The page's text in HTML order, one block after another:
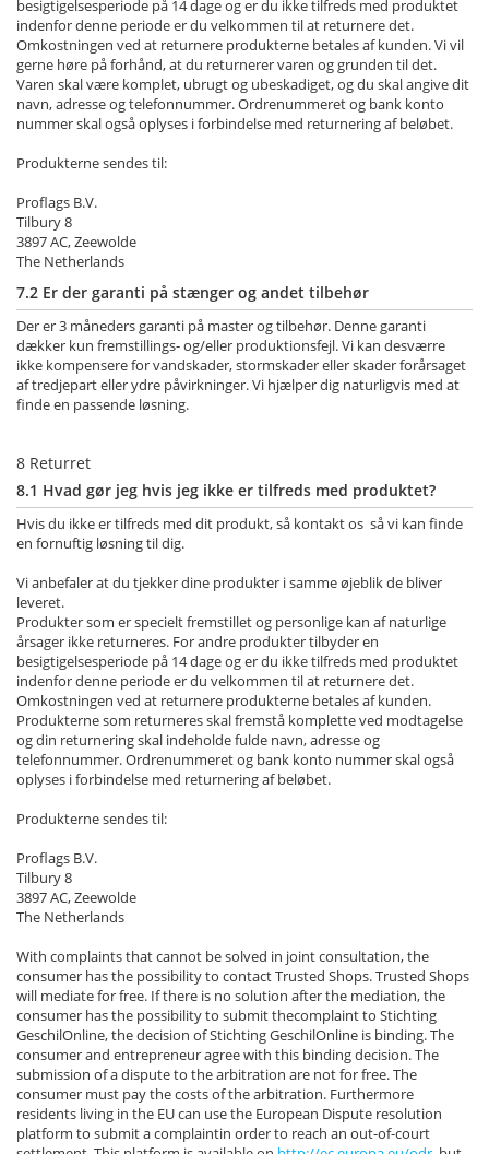
besigtigelsesperiode på 14 dage og er du ikke tilfreds med produktet
indenfor denne periode er du velkommen til at returnere det.
Omkostningen ved at returnere produkterne betales af kunden. Vi vil
gerne høre på forhånd, at du returnerer varen og grunden til det.
Varen skal være komplet, ubrugt og ubeskadiget, og du skal angive dit
navn, adresse og telefonnummer. Ordrenummeret og bank konto
nummer skal også oplyses i forbindelse med returnering af beløbet.
Produkterne sendes til:
Proflags B.V.
Tilbury 8
3897 AC, Zeewolde
The Netherlands
7.2 Er der garanti på stænger og andet tilbehør
Der er 3 måneders garanti på master og tilbehør. Denne garanti
dækker kun fremstillings- og/eller produktionsfejl. Vi kan desværre
ikke kompensere for vandskader, stormskader eller skader forårsaget
af tredjepart eller ydre påvirkninger. Vi hjælper dig naturligvis med at
finde en passende løsning.
8 Returret
8.1 Hvad gør jeg hvis jeg ikke er tilfreds med produktet?
Hvis du ikke er tilfreds med dit produkt, så kontakt os så vi kan finde
en fornuftig løsning til dig.
Vi anbefaler at du tjekker dine produkter i samme øjeblik de bliver
leveret.
Produkter som er specielt fremstillet og personlige kan af naturlige
årsager ikke returneres. For andre produkter tilbyder en
besigtigelsesperiode på 14 dage og er du ikke tilfreds med produktet
indenfor denne periode er du velkommen til at returnere det.
Omkostningen ved at returnere produkterne betales af kunden.
Produkterne som returneres skal fremstå komplette ved modtagelse
og din returnering skal indeholde fulde navn, adresse og
telefonnummer. Ordrenummeret og bank konto nummer skal også
oplyses i forbindelse med returnering af beløbet.
Produkterne sendes til:
Proflags B.V.
Tilbury 8
3897 AC, Zeewolde
The Netherlands
With complaints that cannot be solved in joint consultation, the
consumer has the possibility to contact Trusted Shops. Trusted Shops
will mediate for free. If there is no solution after the mediation, the
consumer has the possibility to submit thecomplaint to Stichting
GeschilOnline, the decision of Stichting GeschilOnline is binding. The
consumer and entrepreneur agree with this binding decision. The
submission of a dispute to the arbitration are not for free. The
consumer must pay the costs of the arbitration. Furthermore
residents living in the EU can use the European Dispute resolution
platform to submit a complaintin order to reach an out-of-court